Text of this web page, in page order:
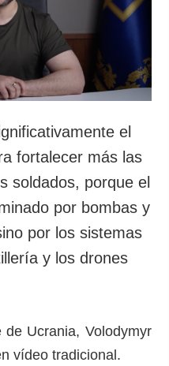
datos personales
SERVICIOS
Suscripción
Banco de
imágenes
el
fortalecer más las
soldados, porque el
por bombas y
por los sistemas
y los drones
Ucrania, Volodymyr
vídeo tradicional.